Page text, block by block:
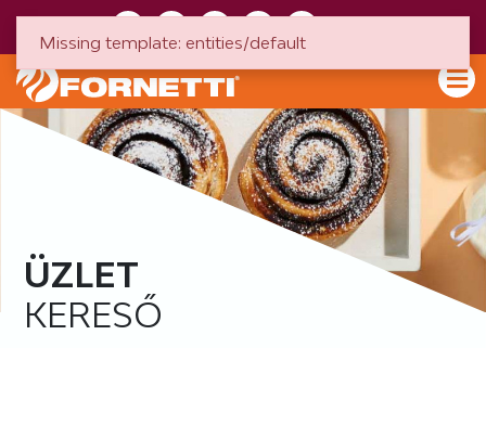
ÜZLET
KERESŐ
Missing template: entities/default